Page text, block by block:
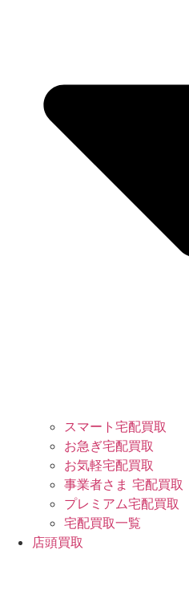
スマート宅配買取
お急ぎ宅配買取
お気軽宅配買取
事業者さま 宅配買取
プレミアム宅配買取
宅配買取一覧
店頭買取